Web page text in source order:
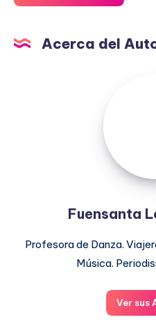
Acerca del
Fuensanta
Profesora de Danza.
Música.
Ver sus